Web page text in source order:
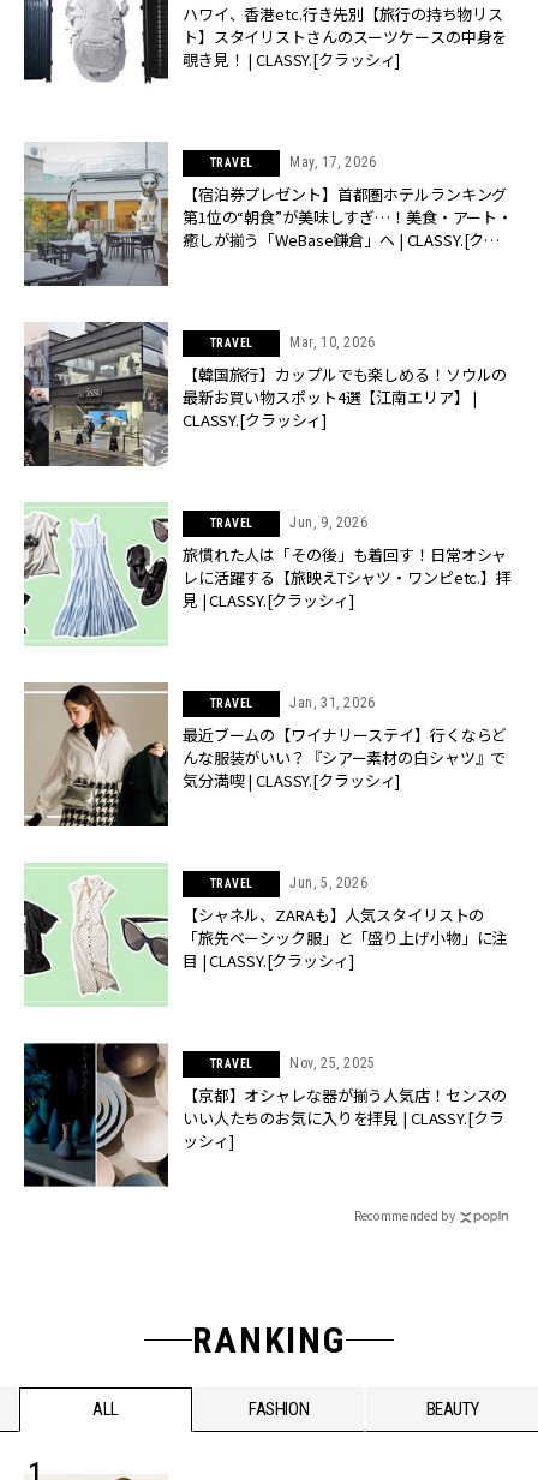
ハワイ、香港etc.行き先別【旅行の持ち物リス
ト】スタイリストさんのスーツケースの中身を
覗き見！ | CLASSY.[クラッシィ]
TRAVEL May, 17, 2026
【宿泊券プレゼント】首都圏ホテルランキング
第1位の“朝食”が美味しすぎ…！美食・アート・
癒しが揃う「WeBase鎌倉」へ | CLASSY.[クラ
TRAVEL Mar, 10, 2026
【韓国旅行】カップルでも楽しめる！ソウルの
最新お買い物スポット4選【江南エリア】 |
CLASSY.[クラッシィ]
TRAVEL Jun, 9, 2026
旅慣れた人は「その後」も着回す！日常オシャ
レに活躍する【旅映えTシャツ・ワンピetc.】拝
見 | CLASSY.[クラッシィ]
TRAVEL Jan, 31, 2026
最近ブームの【ワイナリーステイ】行くならど
んな服装がいい？『シアー素材の白シャツ』で
気分満喫 | CLASSY.[クラッシィ]
TRAVEL Jun, 5, 2026
【シャネル、ZARAも】人気スタイリストの
「旅先ベーシック服」と「盛り上げ小物」に注
目 | CLASSY.[クラッシィ]
TRAVEL Nov, 25, 2025
【京都】オシャレな器が揃う人気店！センスの
いい人たちのお気に入りを拝見 | CLASSY.[クラ
ッシィ]
Recommended by
RANKING
ALL FASHION BEAUTY